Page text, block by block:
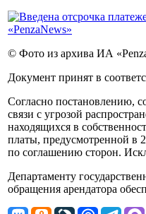
© Фото из архива ИА
Документ принят в
Согласно постановлению,
связи с угрозой
находящихся в
платы, предусмотренной в
по соглашению сторон.
Департаменту
обращения арендатора